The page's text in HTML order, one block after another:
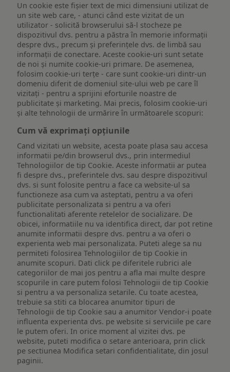
Un cookie este fişier text de mici dimensiuni utilizat de
un site web care, - atunci când este vizitat de un
utilizator - solicită browserului să-l stocheze pe
dispozitivul dvs. pentru a păstra în memorie informații
despre dvs., precum și preferințele dvs. de limbă sau
informații de conectare. Aceste cookie-uri sunt setate
de noi și numite cookie-uri primare. De asemenea,
folosim cookie-uri terțe - care sunt cookie-uri dintr-un
domeniu diferit de domeniul site-ului web pe care îl
vizitați - pentru a sprijini eforturile noastre de
publicitate și marketing. Mai precis, folosim cookie-uri
și alte tehnologii de urmărire în următoarele scopuri:
Cum vă exprimați opțiunile
Cand vizitati un website, acesta poate plasa sau accesa
informatii pe/din browserul dvs., prin intermediul
Tehnologiilor de tip Cookie. Aceste informatii ar putea
fi despre dvs., preferintele dvs. sau despre dispozitivul
dvs. si sunt folosite pentru a face ca website-ul sa
functioneze asa cum va asteptati, pentru a va oferi
publicitate personalizata si pentru a va oferi
functionalitati aferente retelelor de socializare. De
obicei, informatiile nu va identifica direct, dar pot retine
anumite informatii despre dvs. pentru a va oferi o
experienta web mai personalizata. Puteti alege sa nu
permiteti folosirea Tehnologiilor de tip Cookie in
anumite scopuri. Dati click pe diferitele rubrici ale
categoriilor de mai jos pentru a afla mai multe despre
scopurile in care putem folosi Tehnologii de tip Cookie
si pentru a va personaliza setarile. Cu toate acestea,
trebuie sa stiti ca blocarea anumitor tipuri de
Tehnologii de tip Cookie sau a anumitor Vendor-i poate
influenta experienta dvs. pe website si serviciile pe care
le putem oferi. In orice moment al vizitei dvs. pe
website, puteti modifica o setare anterioara, prin click
pe sectiunea Modifica setari confidentialitate, din josul
paginii.